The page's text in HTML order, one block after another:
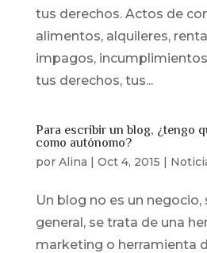
tus derechos. Actos de
alimentos, alquileres,
impagos,
tus derechos, tus...
Para escribir un blog, ¿tengo
como autónomo?
por Alina | Oct 4, 2015 |
Un blog no es un negocio,
general, se trata de una
marketing o herramienta